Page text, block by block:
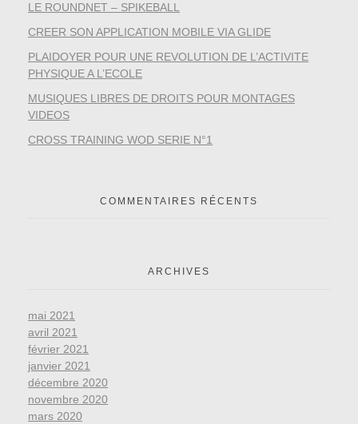
LE ROUNDNET – SPIKEBALL
CREER SON APPLICATION MOBILE VIA GLIDE
PLAIDOYER POUR UNE REVOLUTION DE L’ACTIVITE
PHYSIQUE A L’ECOLE
MUSIQUES LIBRES DE DROITS POUR MONTAGES
VIDEOS
CROSS TRAINING WOD SERIE N°1
COMMENTAIRES RÉCENTS
ARCHIVES
mai 2021
avril 2021
février 2021
janvier 2021
décembre 2020
novembre 2020
mars 2020